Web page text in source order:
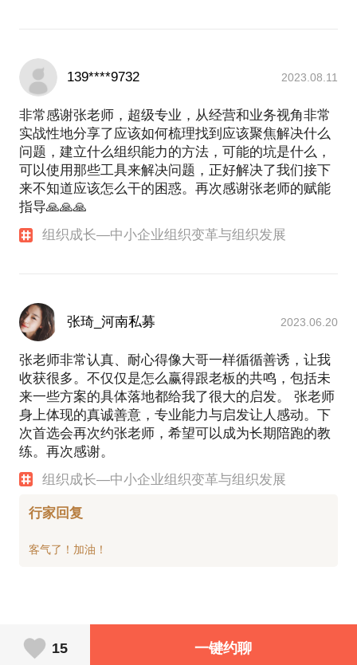
感兴趣者，欢迎邀约交流！
很难突破格局及规模的中小企业们。
这一切，本可以更好！由此，本人对企业组织持续健
康发展的规律产生了深深痴迷。由此，本人特创办了
广州道哲咨询，“道之以易，哲之以思”，专门研究企
业发展规律，研究企业生命周期，寻找简易变易不易
的本源规律以回归道之根本，提炼整合配套的管理哲
学及工具以提升领导及核心团队思维思路。希望这家
咨询机构能为更多的企业贡献价值。
企业永远在变化，变化带来问题，问题寻找解决方
循环。百年管理学研究的是怎么分的问题，分工分权
期伴生发展的架构师。能够随着组织内外环境的变
化，预先判断问题的发生，分辨正常问题与异常问
题，与企业伴生协同发展的架构师。
从规律上讲，客观规律不以人的意志为转移。而客观
规律是什么？一句话：任何事物的存在和发展都是有
条件的，一切以时间、地点和条件为转移的。
企业发展有其内在发展逻辑和规律！通过整理历史的
经验与案例，通读管理的经典与理论，邀约专家高人
的研讨与交流，本人梳理并创建适应国内企业发展
的“企业组织成长律”一般性适用理论。
时间：公司历史，行业历史，营商环境历史……
条件：人财物、领导团队组织内部条件变化与构成。
的成长、核心团队的成长、组织能力的成长。
知其然知其所以然！
139****9732 2023.08.11
非常感谢张老师，超级专业，从经营和业务视角非常
实战性地分享了应该如何梳理找到应该聚焦解决什么
问题，建立什么组织能力的方法，可能的坑是什么，
可以使用那些工具来解决问题，正好解决了我们接下
来不知道应该怎么干的困惑。再次感谢张老师的赋能
指导🙏🙏🙏
组织成长—中小企业组织变革与组织发展
张琦_河南私募 2023.06.20
张老师非常认真、耐心得像大哥一样循循善诱，让我
收获很多。不仅仅是怎么赢得跟老板的共鸣，包括未
来一些方案的具体落地都给我了很大的启发。 张老师
身上体现的真诚善意，专业能力与启发让人感动。下
次首选会再次约张老师，希望可以成为长期陪跑的教
练。再次感谢。
组织成长—中小企业组织变革与组织发展
行家回复
15 一键约聊